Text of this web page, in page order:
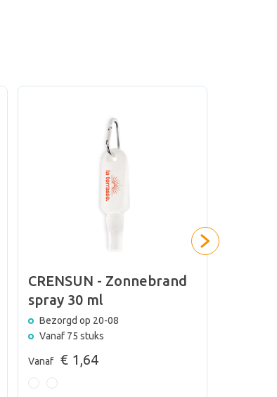
CRENSUN - Zonnebrand
spray 30 ml
Bezorgd op 20-08
Vanaf 75 stuks
Vanaf € 1,64